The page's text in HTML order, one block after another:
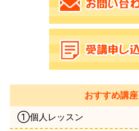
おすすめ講座
①個人レッスン